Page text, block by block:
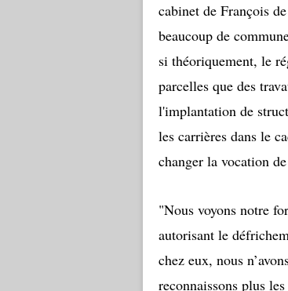
cabinet de François
beaucoup de
si théoriquement, le
parcelles que des
l'implantation de
les carrières dans le
changer la vocation
"Nous voyons notre
autorisant le
chez eux, nous
reconnaissons plus